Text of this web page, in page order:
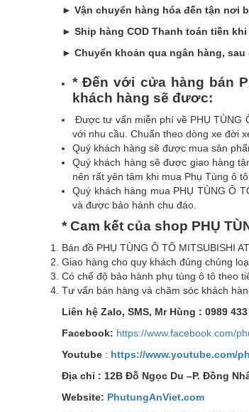
► Vận chuyển hàng hóa đến tận nơi
► Ship hàng COD Thanh toán tiền
► Chuyển khoản qua ngân hàng, sau
* Đến với cửa hàng bán
khách hàng sẽ đươc:
Được tư vấn miễn phí về PHỤ TÙNG
với nhu cầu. Chuẩn theo dòng xe đời
Quý khách hàng sẽ được mua sản
Quý khách hàng sẽ được giao hàng
nên rất yên tâm khi mua Phụ Tùng ô
Quý khách hàng mua PHỤ TÙNG Ô
và được bảo hành chu đáo.
*Cam kết của shop PHỤ
Bán đồ PHỤ TÙNG Ô TÔ MITSUBISHI
Giao hàng cho quy khách đúng chủng
Có chế độ bảo hành phụ tùng ô tô theo
Tư vấn bán hàng và chăm sóc khách
Liên hệ Zalo, SMS, Mr Hùng : 0989
Facebook: https://www.facebook.com/
Youtube : https://www.youtube.com/
Địa chỉ : 12B Đỗ Ngọc Du –P. Đồng
Website: PhutungAnViet.com